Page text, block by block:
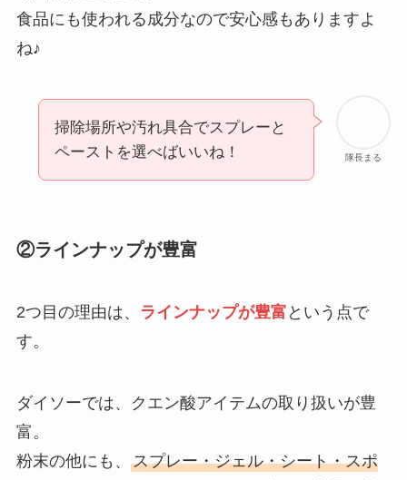
食品にも使われる成分なので安心感もありますよ
ね♪
隊長まる
掃除場所や汚れ具合でスプレーと
ペーストを選べばいいね！
②ラインナップが豊富
2つ目の理由は、 ラインナップが豊富 という点で
す。
ダイソーでは、クエン酸アイテムの取り扱いが豊
富。
粉末の他にも、 スプレー・ジェル・シート・スポ